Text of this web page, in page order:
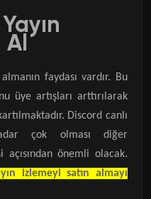
faydası vardır. Bu
üye artışları arttırılarak
Discord canlı
çok olması diğer
açısından önemli olacak.
izlemeyi satın almayı